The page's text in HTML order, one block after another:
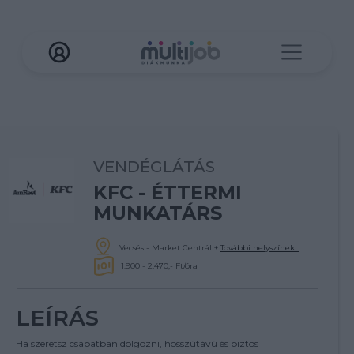
VENDÉGLÁTÁS
KFC - ÉTTERMI
MUNKATÁRS
Vecsés - Market Centrál + További helyszínek...
1.900 - 2.470,- Ft/óra
LEÍRÁS
Ha szeretsz csapatban dolgozni, hosszútávú és biztos